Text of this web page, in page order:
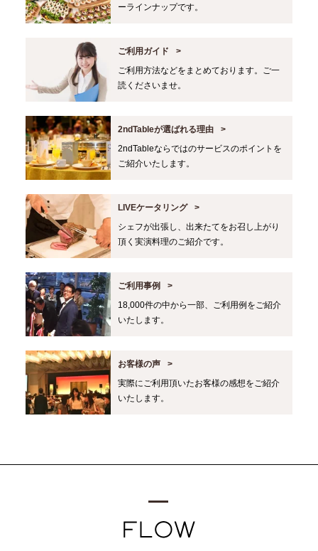
ーラインナップです。
ご利用ガイド
ご利用方法などをまとめております。ご一
読くださいませ。
2ndTableが選ばれる理由
2ndTableならではのサービスのポイントを
ご紹介いたします。
LIVEケータリング
シェフが出張し、出来たてをお召し上がり
頂く実演料理のご紹介です。
ご利用事例
18,000件の中から一部、ご利用例をご紹介
いたします。
お客様の声
実際にご利用頂いたお客様の感想をご紹介
いたします。